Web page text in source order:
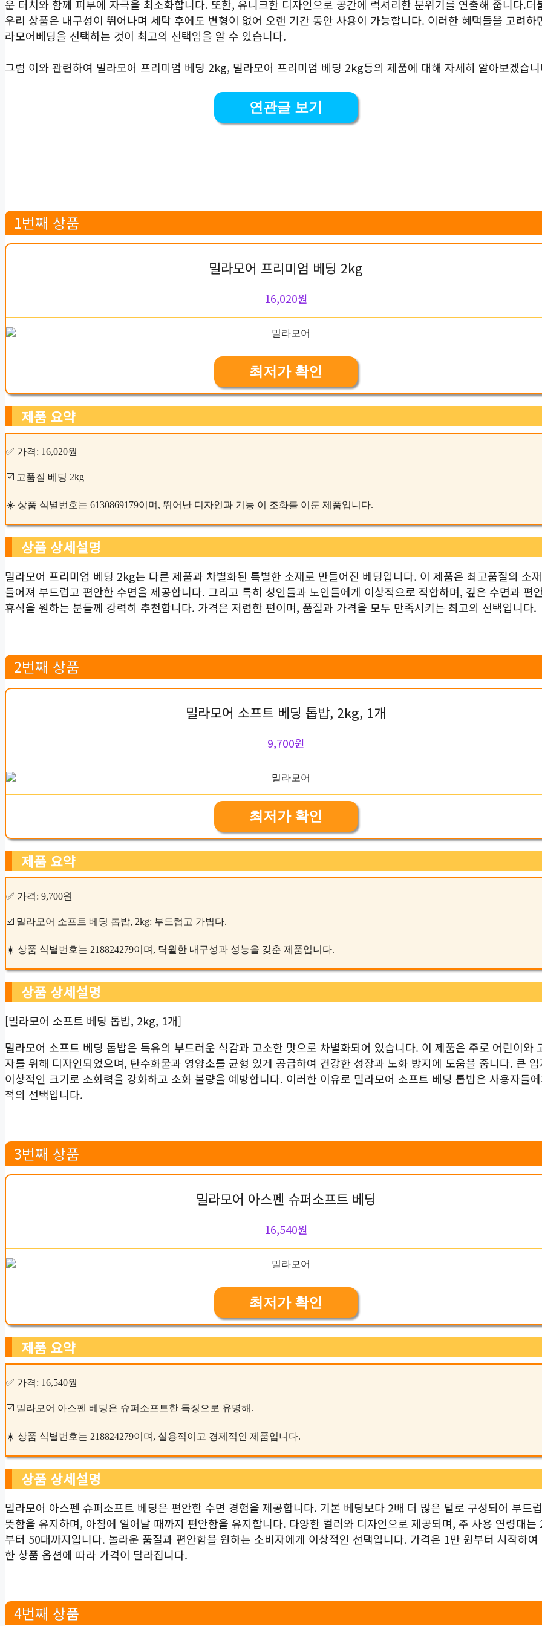
운 터치와 함께 피부에 자극을 최소화합니다. 또한, 유니크한 디자인으로 공간에 럭셔리한 분위기를 연출해 줍니다.더
우리 상품은 내구성이 뛰어나며 세탁 후에도 변형이 없어 오랜 기간 동안 사용이 가능합니다. 이러한 혜택들을 고려하
라모어베딩을 선택하는 것이 최고의 선택임을 알 수 있습니다.
그럼 이와 관련하여 밀라모어 프리미엄 베딩 2kg, 밀라모어 프리미엄 베딩 2kg등의 제품에 대해 자세히 알아보겠습
연관글 보기
1번째 상품
밀라모어 프리미엄 베딩 2kg
16,020원
최저가 확인
제품 요약
✅ 가격: 16,020원
☑️ 고품질 베딩 2kg
☀️ 상품 식별번호는 6130869179이며, 뛰어난 디자인과 기능 이 조화를 이룬 제품입니다.
상품 상세설명
밀라모어 프리미엄 베딩 2kg는 다른 제품과 차별화된 특별한 소재로 만들어진 베딩입니다. 이 제품은 최고품질의 소
들어져 부드럽고 편안한 수면을 제공합니다. 그리고 특히 성인들과 노인들에게 이상적으로 적합하며, 깊은 수면과 편
휴식을 원하는 분들께 강력히 추천합니다. 가격은 저렴한 편이며, 품질과 가격을 모두 만족시키는 최고의 선택입니다.
2번째 상품
밀라모어 소프트 베딩 톱밥, 2kg, 1개
9,700원
최저가 확인
제품 요약
✅ 가격: 9,700원
☑️ 밀라모어 소프트 베딩 톱밥, 2kg: 부드럽고 가볍다.
☀️ 상품 식별번호는 218824279이며, 탁월한 내구성과 성능을 갖춘 제품입니다.
상품 상세설명
[밀라모어 소프트 베딩 톱밥, 2kg, 1개]
밀라모어 소프트 베딩 톱밥은 특유의 부드러운 식감과 고소한 맛으로 차별화되어 있습니다. 이 제품은 주로 어린이와
자를 위해 디자인되었으며, 탄수화물과 영양소를 균형 있게 공급하여 건강한 성장과 노화 방지에 도움을 줍니다. 큰 입
이상적인 크기로 소화력을 강화하고 소화 불량을 예방합니다. 이러한 이유로 밀라모어 소프트 베딩 톱밥은 사용자들
적의 선택입니다.
3번째 상품
밀라모어 아스펜 슈퍼소프트 베딩
16,540원
최저가 확인
제품 요약
✅ 가격: 16,540원
☑️ 밀라모어 아스펜 베딩은 슈퍼소프트한 특징으로 유명해.
☀️ 상품 식별번호는 218824279이며, 실용적이고 경제적인 제품입니다.
상품 상세설명
밀라모어 아스펜 슈퍼소프트 베딩은 편안한 수면 경험을 제공합니다. 기본 베딩보다 2배 더 많은 털로 구성되어 부드
뜻함을 유지하며, 아침에 일어날 때까지 편안함을 유지합니다. 다양한 컬러와 디자인으로 제공되며, 주 사용 연령대는
부터 50대까지입니다. 놀라운 품질과 편안함을 원하는 소비자에게 이상적인 선택입니다. 가격은 1만 원부터 시작하여
한 상품 옵션에 따라 가격이 달라집니다.
4번째 상품